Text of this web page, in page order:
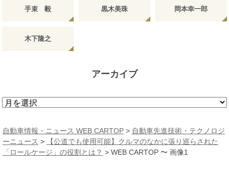
手束 毅 黒木美珠 岡本幸一郎
木下隆之
アーカイブ
ア
カ
イ
ブ
自動車情報・ニュース WEB CARTOP > 自動車先進技術・テクノロジ
ーニュース >
【公道でも使用可能】クルマのなかに張り巡らされた
「ロールケージ」の役割とは？ > WEB CARTOP 〜 画像1